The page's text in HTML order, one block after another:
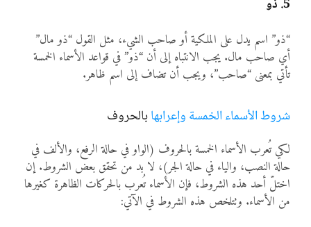
5. ذو
“ذو” اسم يدل على الملكية أو صاحب الشيء، مثل القول “ذو مال”
أي صاحب مال. يجب الانتباه إلى أن “ذو” في قواعد الأسماء الخمسة
تأتي بمعنى “صاحب”، ويجب أن تضاف إلى اسم ظاهر.
شروط الأسماء الخمسة وإعرابهابالحروف
لكي تُعرب الأسماء الخمسة بالحروف (الواو في حالة الرفع، والألف في
حالة النصب، والياء في حالة الجر)، لا بد من تحقق بعض الشروط. إن
اختلّ أحد هذه الشروط، فإن الأسماء تُعرب بالحركات الظاهرة كغيرها
من الأسماء. وتتلخص هذه الشروط في الآتي: